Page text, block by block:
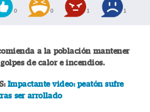
0 0 1 1
a la población mantener
de calor e incendios.
Impactante video: peatón sufre
ser arrollado